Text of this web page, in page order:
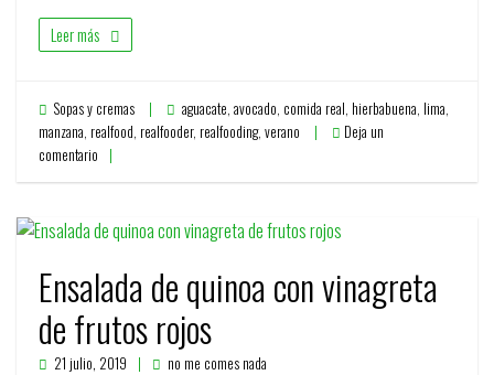
Leer más
Sopas y cremas aguacate, avocado, comida real, hierbabuena, lima,
manzana, realfood, realfooder, realfooding, verano
Deja un
comentario
Ensalada de quinoa con vinagreta
de frutos rojos
21 julio, 2019 no me comes nada